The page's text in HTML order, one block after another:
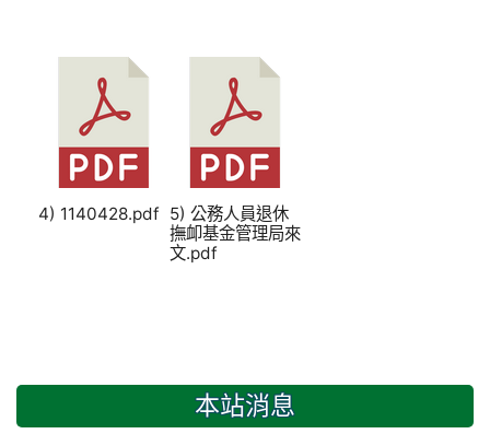
4) 1140428.pdf 5) 公務人員退休
撫卹基金管理局來
文.pdf
本站消息